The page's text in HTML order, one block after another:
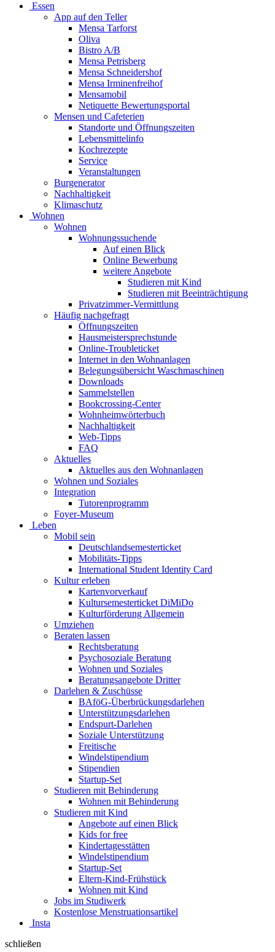
Essen
App auf den Teller
Mensa Tarforst
Oliva
Bistro A/B
Mensa Petrisberg
Mensa Schneidershof
Mensa Irminenfreihof
Mensamobil
Netiquette Bewertungsportal
Mensen und Cafeterien
Standorte und Öffnungszeiten
Lebensmittelinfo
Kochrezepte
Service
Veranstaltungen
Burgenerator
Nachhaltigkeit
Klimaschutz
Wohnen
Wohnen
Wohnungssuchende
Auf einen Blick
Online Bewerbung
weitere Angebote
Studieren mit Kind
Studieren mit Beeinträchtigung
Privatzimmer-Vermittlung
Häufig nachgefragt
Öffnungszeiten
Hausmeistersprechstunde
Online-Troubleticket
Internet in den Wohnanlagen
Belegungsübersicht Waschmaschinen
Downloads
Sammelstellen
Bookcrossing-Center
Wohnheimwörterbuch
Nachhaltigkeit
Web-Tipps
FAQ
Aktuelles
Aktuelles aus den Wohnanlagen
Wohnen und Soziales
Integration
Tutorenprogramm
Foyer-Museum
Leben
Mobil sein
Deutschlandsemesterticket
Mobilitäts-Tipps
International Student Identity Card
Kultur erleben
Kartenvorverkauf
Kultursemesterticket DiMiDo
Kulturförderung Allgemein
Umziehen
Beraten lassen
Rechtsberatung
Psychosoziale Beratung
Wohnen und Soziales
Beratungsangebote Dritter
Darlehen & Zuschüsse
BAföG-Überbrückungsdarlehen
Unterstützungsdarlehen
Endspurt-Darlehen
Soziale Unterstützung
Freitische
Windelstipendium
Stipendien
Startup-Set
Studieren mit Behinderung
Wohnen mit Behinderung
Studieren mit Kind
Angebote auf einen Blick
Kids for free
Kindertagesstätten
Windelstipendium
Startup-Set
Eltern-Kind-Frühstück
Wohnen mit Kind
Jobs im Studiwerk
Kostenlose Menstruationsartikel
Insta
schließen